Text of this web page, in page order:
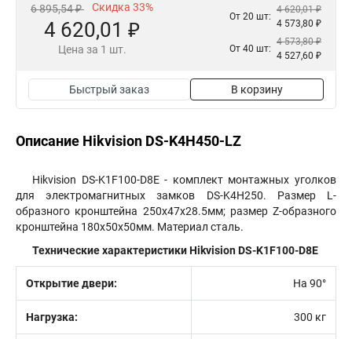
6 895,54 ₽ Скидка 33%
4 620,01 ₽
Цена за 1 шт.
От 20 шт:
4 620,01 ₽
4 573,80 ₽
От 40 шт:
4 573,80 ₽
4 527,60 ₽
Быстрый заказ В корзину
Описание Hikvision DS-K4H450-LZ
Hikvision DS-K1F100-D8E - комплект монтажных уголков
для электромагнитных замков DS-K4H250. Размер L-
образного кронштейна 250x47x28.5мм; размер Z-образного
кронштейна 180x50x50мм. Материал сталь.
Технические характеристики Hikvision DS-K1F100-D8E
Открытие двери: На 90°
Нагрузка: 300 кг